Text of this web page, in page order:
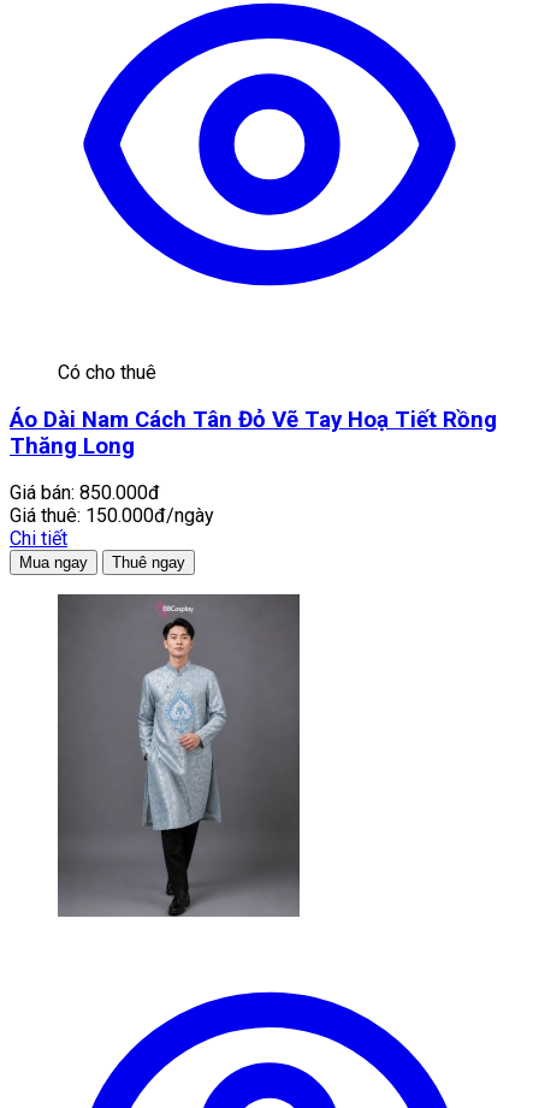
Có cho thuê
Áo Dài Nam Cách Tân Đỏ Vẽ Tay Hoạ Tiết Rồng
Thăng Long
Giá bán: 850.000đ
Giá thuê: 150.000đ/ngày
Chi tiết
Mua ngay Thuê ngay